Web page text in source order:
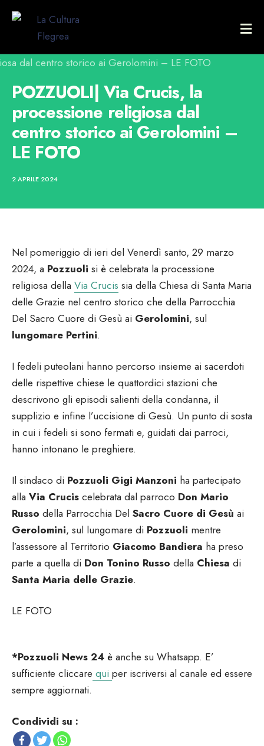
POZZUOLI| Via Crucis, la
processione religiosa dal
centro storico ai Gerolomini –
LE FOTO
2 APRILE 2024
Nel pomeriggio di ieri del Venerdì santo, 29 marzo
2024, a Pozzuoli si è celebrata la processione
religiosa della Via Crucis sia della Chiesa di Santa Maria
delle Grazie nel centro storico che della Parrocchia
Del Sacro Cuore di Gesù ai Gerolomini, sul
lungomare Pertini.
I fedeli puteolani hanno percorso insieme ai sacerdoti
delle rispettive chiese le quattordici stazioni che
descrivono gli episodi salienti della condanna, il
supplizio e infine l’uccisione di Gesù. Un punto di sosta
in cui i fedeli si sono fermati e, guidati dai parroci,
hanno intonano le preghiere.
Il sindaco di Pozzuoli Gigi Manzoni ha partecipato
alla Via Crucis celebrata dal parroco Don Mario
Russo della Parrocchia Del Sacro Cuore di Gesù ai
Gerolomini, sul lungomare di Pozzuoli mentre
l’assessore al Territorio Giacomo Bandiera ha preso
parte a quella di Don Tonino Russo della Chiesa di
Santa Maria delle Grazie.
LE FOTO
*Pozzuoli News 24 è anche su Whatsapp. E’
sufficiente cliccare qui per iscriversi al canale ed essere
sempre aggiornati.
Condividi su :